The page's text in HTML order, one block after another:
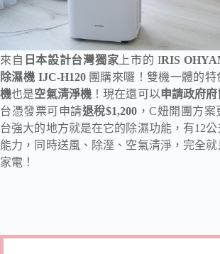
來自 日本設計台灣獨家 上市的 IRIS
除濕機 IJC-H120 團購來囉！雙機一體的特
機也是空氣清淨機 ！現在還可以申請政府
台憑發票可申請退稅$1,200 ，C妞開團方
台強大的地方就是在它的除濕功能，有12
能力，同時送風、除溼、空氣清淨，完全
家電！